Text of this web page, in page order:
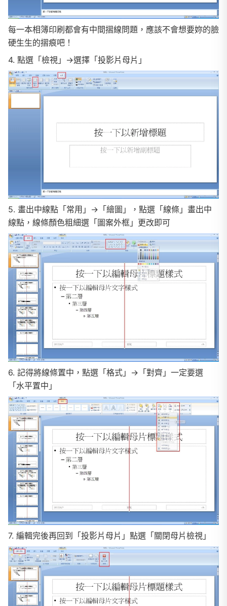
每一本相簿印刷都會有中間摺線問題，應該不會想要妳的臉
硬生生的摺痕吧！
4. 點選「檢視」→選擇「投影片母片」
5. 畫出中線點「常用」→「繪圖」，點選「線條」畫出中
線點，線條顏色粗細選「圖案外框」更改即可
6. 記得將線條置中，點選「格式」→「對齊」一定要選
「水平置中」
7. 編輯完後再回到「投影片母片」點選「關閉母片檢視」